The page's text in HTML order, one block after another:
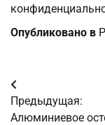
Опубликовано в
Навигация
по
Предыдущая:
Алюминиевое